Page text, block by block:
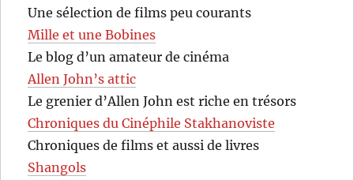
Une sélection de films peu courants
Mille et une Bobines
Le blog d’un amateur de cinéma
Allen John’s attic
Le grenier d’Allen John est riche en trésors
Chroniques du Cinéphile Stakhanoviste
Chroniques de films et aussi de livres
Shangols